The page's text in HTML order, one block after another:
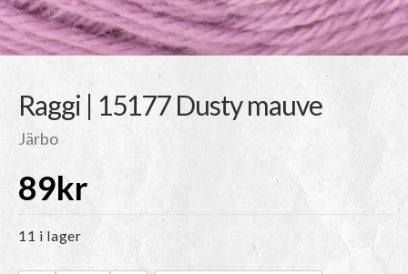
Raggi | 15177 Dusty mauve
Järbo
89kr
11 i lager